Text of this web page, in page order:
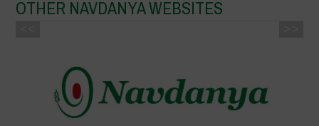
OTHER NAVDANYA WEBSITES